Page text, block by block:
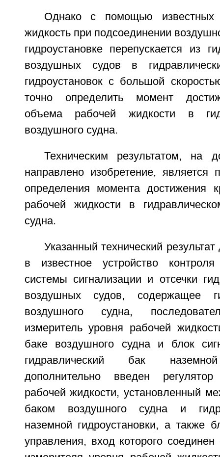
Однако с помощью известных
жидкость при подсоединении
гидроустановке перепускается из
воздушных судов в
гидроустановок с большой
точно определить момент
объема рабочей жидкости в
воздушного судна.
Техническим результатом, на
направлено изобретение, является
определения момента достижения
рабочей жидкости в
судна.
Указанный технический результат
в известное устройство контроля
системы сигнализации и отсечки
воздушных судов, содержащее
воздушного судна,
измеритель уровня рабочей
баке воздушного судна и блок
гидравлический бак наземной
дополнительно введен
рабочей жидкости, установленный
баком воздушного судна и
наземной гидроустановки, а также
управления, вход которого